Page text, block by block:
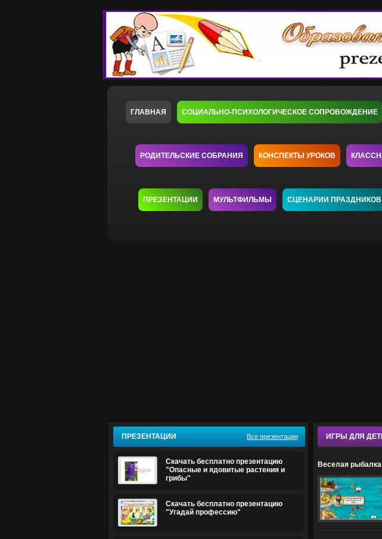
ГЛАВНАЯ СОЦИАЛЬНО-ПСИХОЛОГИЧЕСКОЕ СОПРОВОЖДЕНИЕ
РОДИТЕЛЬСКИЕ СОБРАНИЯ КОНСПЕКТЫ УРОКОВ
ПРЕЗЕНТАЦИИ МУЛЬТФИЛЬМЫ СЦЕНАРИИ ПРАЗДНИКОВ
ПРЕЗЕНТАЦИИ Все презентации
Скачать бесплатно презентацию
"Опасные и ядовитые растения и
грибы"
Скачать бесплатно презентацию
"Угадай профессию"
ИГРЫ ДЛЯ
Веселая